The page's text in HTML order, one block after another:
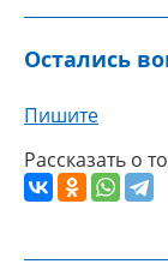
Остались
Пишите
Рассказать о